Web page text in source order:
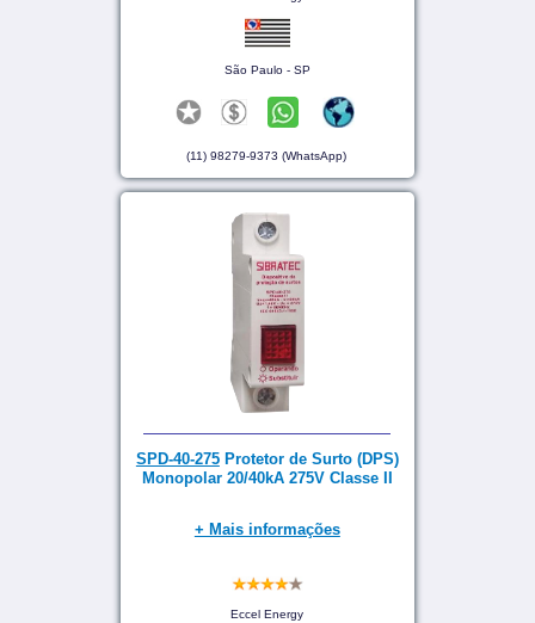
São Paulo - SP
(11) 98279-9373 (WhatsApp)
SPD-40-275Protetor de Surto (DPS)
Monopolar 20/40kA 275V Classe II
+ Mais informações
Eccel Energy